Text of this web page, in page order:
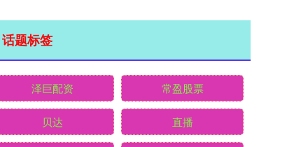
话题标签
泽巨配资 常盈股票
贝达 直播